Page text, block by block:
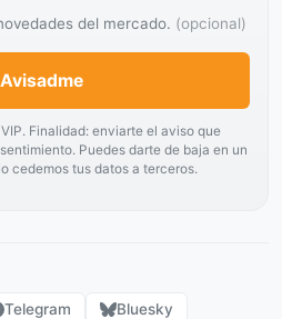
del mercado. (opcional)
Avisadme
Finalidad: enviarte el aviso que
Puedes darte de baja en un
cedemos tus datos a terceros.
Telegram
Bluesky